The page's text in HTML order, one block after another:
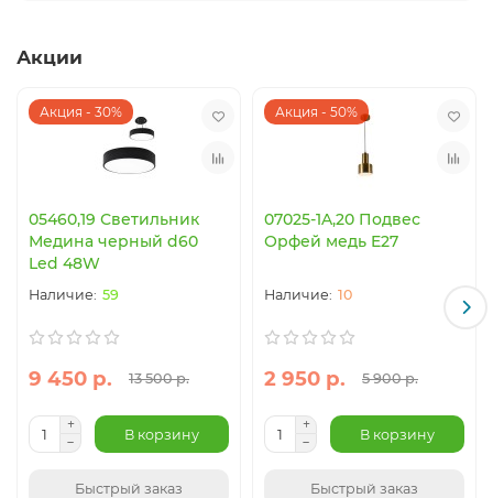
Акции
Акция - 30%
05460,19 Светильник
Медина черный d60
Led 48W
59
9 450 р. 13 500 р.
В корзину
Быстрый заказ
Акция - 50%
07025-1A,20 Подвес
Орфей медь E27
10
2 950 р. 5 900 р.
В корзину
Быстрый заказ